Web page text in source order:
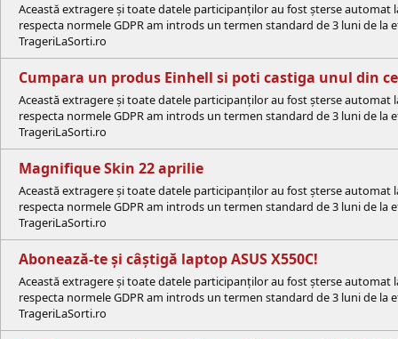
Această extragere și toate datele participanților au fost șterse
respecta normele GDPR am introds un termen standard de 3 luni de
TrageriLaSorti.ro
Cumpara un produs Einhell si poti castiga unul din
Această extragere și toate datele participanților au fost șterse
respecta normele GDPR am introds un termen standard de 3 luni de
TrageriLaSorti.ro
Magnifique Skin 22 aprilie
Această extragere și toate datele participanților au fost șterse
respecta normele GDPR am introds un termen standard de 3 luni de
TrageriLaSorti.ro
Abonează-te și câștigă laptop ASUS X550C!
Această extragere și toate datele participanților au fost șterse
respecta normele GDPR am introds un termen standard de 3 luni de
TrageriLaSorti.ro